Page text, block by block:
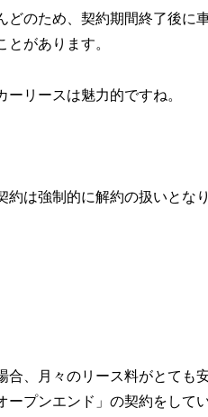
どのため、契約期間終了後に
があります。
リースは魅力的ですね。
は強制的に解約の扱いとなり
合、月々のリース料がとても
ープンエンド」の契約をして